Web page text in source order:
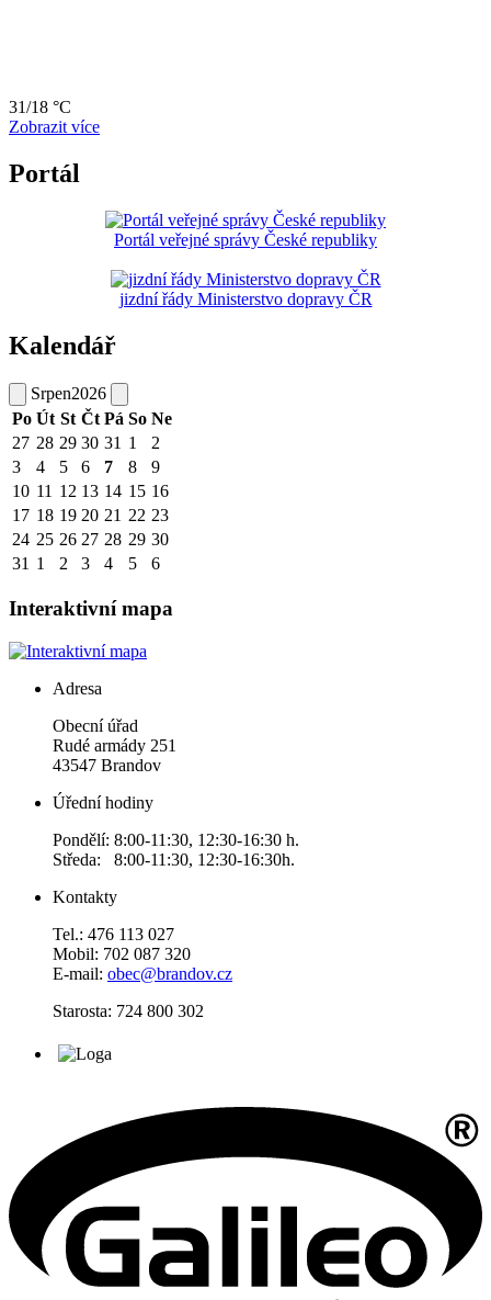
31/18 °C
Zobrazit více
Portál
Portál veřejné správy České republiky
jizdní řády Ministerstvo dopravy ČR
Kalendář
Srpen2026
Po Út St Čt Pá So Ne
27 28 29 30 31 1
2
3
4 5 6 7 8
9
10 11 12 13 14 15 16
17 18 19 20 21 22 23
24 25 26 27 28 29 30
31 1 2 3 4 5 6
Interaktivní mapa
Adresa
Obecní úřad
Rudé armády 251
43547 Brandov
Úřední hodiny
Pondělí: 8:00-11:30, 12:30-16:30 h.
Středa: 8:00-11:30, 12:30-16:30h.
Kontakty
Tel.: 476 113 027
Mobil: 702 087 320
E-mail: obec@brandov.cz
Starosta: 724 800 302